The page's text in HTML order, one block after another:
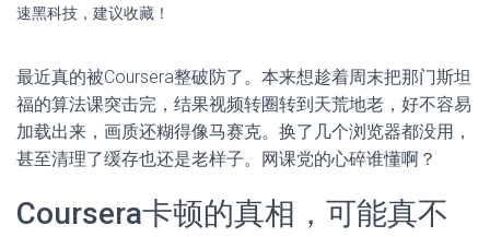
速黑科技，建议收藏！
最近真的被Coursera整破防了。本来想趁着周末把那门斯坦
福的算法课突击完，结果视频转圈转到天荒地老，好不容易
加载出来，画质还糊得像马赛克。换了几个浏览器都没用，
甚至清理了缓存也还是老样子。网课党的心碎谁懂啊？
Coursera卡顿的真相，可能真不